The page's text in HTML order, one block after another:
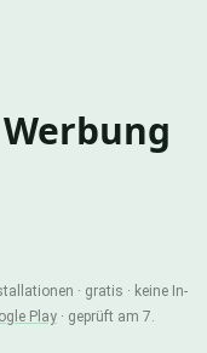
· gratis · keine In-
Play · geprüft am 7.